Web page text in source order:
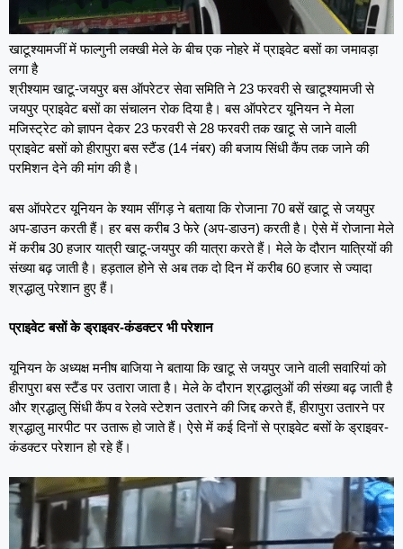
खाटूश्यामजीं में फाल्गुनी लक्खी मेले के बीच एक नोहरे में प्राइवेट बसों का जमावड़ा
लगा है
श्रीश्याम खाटू-जयपुर बस ऑपरेटर सेवा समिति ने 23 फरवरी से खाटूश्यामजी से
जयपुर प्राइवेट बसों का संचालन रोक दिया है। बस ऑपरेटर यूनियन ने मेला
मजिस्ट्रेट को ज्ञापन देकर 23 फरवरी से 28 फरवरी तक खाटू से जाने वाली
प्राइवेट बसों को हीरापुरा बस स्टैंड (14 नंबर) की बजाय सिंधी कैंप तक जाने की
परमिशन देने की मांग की है।
बस ऑपरेटर यूनियन के श्याम सींगड़ ने बताया कि रोजाना 70 बसें खाटू से जयपुर
अप-डाउन करती हैं। हर बस करीब 3 फेरे (अप-डाउन) करती है। ऐसे में रोजाना मेले
में करीब 30 हजार यात्री खाटू-जयपुर की यात्रा करते हैं। मेले के दौरान यात्रियों की
संख्या बढ़ जाती है। हड़ताल होने से अब तक दो दिन में करीब 60 हजार से ज्यादा
श्रद्धालु परेशान हुए हैं।
प्राइवेट बसों के ड्राइवर-कंडक्टर भी परेशान
यूनियन के अध्यक्ष मनीष बाजिया ने बताया कि खाटू से जयपुर जाने वाली सवारियां को
हीरापुरा बस स्टैंड पर उतारा जाता है। मेले के दौरान श्रद्धालुओं की संख्या बढ़ जाती है
और श्रद्धालु सिंधी कैंप व रेलवे स्टेशन उतारने की जिद्द करते हैं, हीरापुरा उतारने पर
श्रद्धालु मारपीट पर उतारू हो जाते हैं। ऐसे में कई दिनों से प्राइवेट बसों के ड्राइवर-
कंडक्टर परेशान हो रहे हैं।